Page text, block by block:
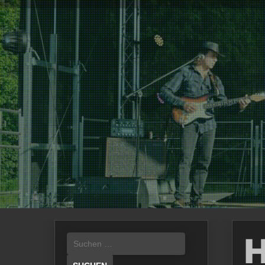
Suchen
nach: